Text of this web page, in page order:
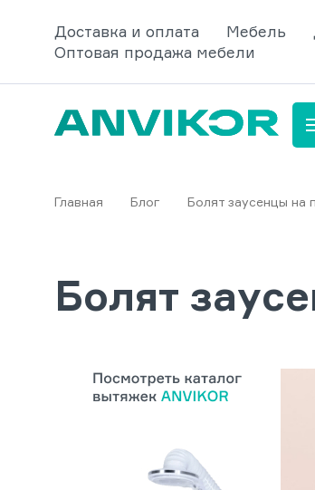
Доставка и оплата Мебель
Оптовая продажа мебели
Главная Блог Болят заусенцы на
Болят